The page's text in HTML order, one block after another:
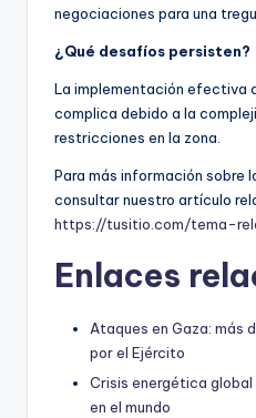
negociaciones para una
¿Qué desafíos persisten?
La implementación efectiva
complica debido a la
restricciones en la zona.
Para más información sobre
consultar nuestro artículo
https://tusitio.com/tema-
Enlaces
Ataques en Gaza: más
por el Ejército
Crisis energética
en el mundo